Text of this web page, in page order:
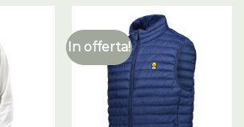
In offerta!